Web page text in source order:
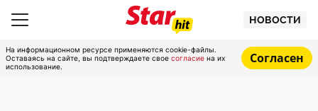
НОВОСТИ
На информационном ресурсе применяются cookie-файлы.
Оставаясь на сайте, вы подтверждаете свое согласие на их
использование.
Согласен